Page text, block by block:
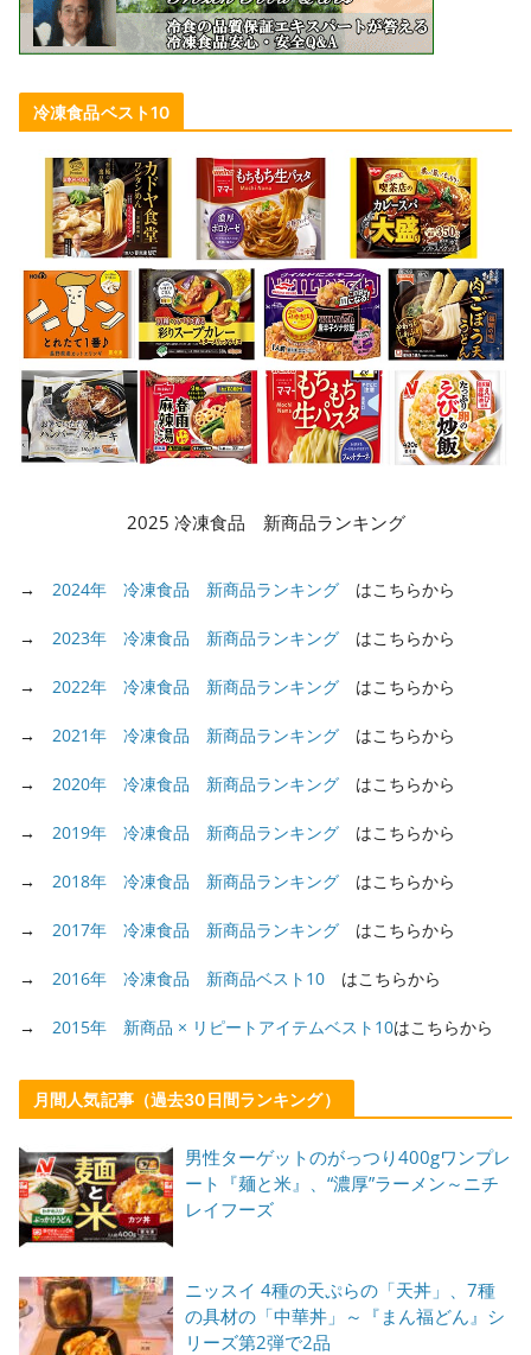
冷凍食品ベスト10
2025 冷凍食品 新商品ランキング
→ 2024年 冷凍食品 新商品ランキング はこちらから
→ 2023年 冷凍食品 新商品ランキング はこちらから
→ 2022年 冷凍食品 新商品ランキング はこちらから
→ 2021年 冷凍食品 新商品ランキング はこちらから
→ 2020年 冷凍食品 新商品ランキング はこちらから
→ 2019年 冷凍食品 新商品ランキング はこちらから
→ 2018年 冷凍食品 新商品ランキング はこちらから
→ 2017年 冷凍食品 新商品ランキング はこちらから
→ 2016年 冷凍食品 新商品ベスト10 はこちらから
→ 2015年 新商品 × リピートアイテムベスト10はこちらから
月間人気記事（過去30日間ランキング）
男性ターゲットのがっつり400gワンプレ
ート『麺と米』、“濃厚”ラーメン～ニチ
レイフーズ
ニッスイ 4種の天ぷらの「天丼」、7種
の具材の「中華丼」～『まん福どん』シ
リーズ第2弾で2品